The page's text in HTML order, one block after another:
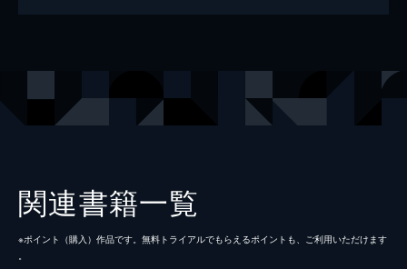
関連書籍一覧
※ポイント（購⼊）作品です。無料トライアルでもらえるポイントも、ご利⽤いただけます
。